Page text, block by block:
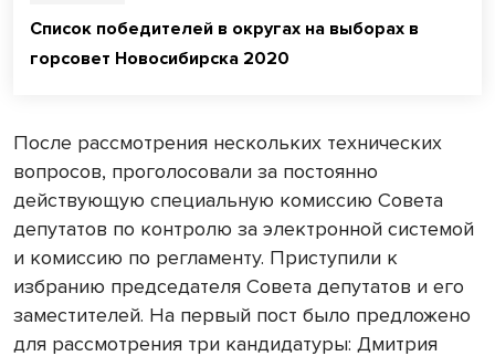
Список победителей в округах на выборах в
горсовет Новосибирска 2020
После рассмотрения нескольких технических
вопросов, проголосовали за постоянно
действующую специальную комиссию Совета
депутатов по контролю за электронной системой
и комиссию по регламенту. Приступили к
избранию председателя Совета депутатов и его
заместителей. На первый пост было предложено
для рассмотрения три кандидатуры: Дмитрия